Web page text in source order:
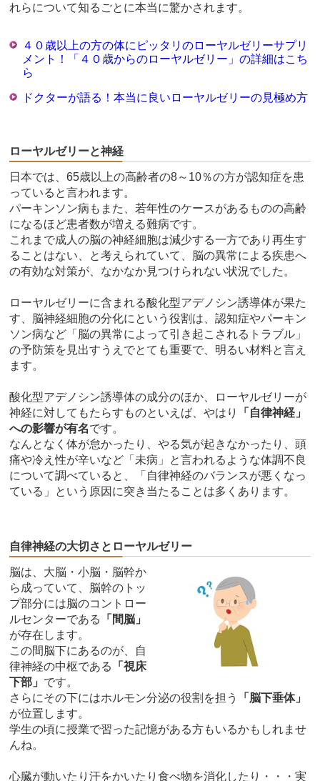
れらについて知るごとに本当に驚かされます。
４０歳以上の方の体にピッタリのローヤルゼリーサプリ
メント！「４０歳からのローヤルゼリー」の詳細はこち
ら
ドクターが語る！本当に良いローヤルゼリーの見極め方
ローヤルゼリーと神経
日本では、65歳以上の高齢者の8～10％の方が認知症を患
っていると言われます。
パーキンソン病もまた、若年性のケースがあるものの高齢
になるほど患者数が増える難病です。
これまで成人の脳の神経細胞は減少する一方であり再生す
ることはない、と考えられていて、脳の異常による疾患へ
の有効な対策が、なかなか見つけられない状況でした。
ローヤルゼリーに含まれる酸化型アデノシン誘導体が果た
す、脳神経細胞の分化にという役割は、認知症やパーキン
ソン病など「脳の異常によって引き起こされるトラブル」
の予防策を見出すうえでとても重要で、明るい材料と言え
ます。
酸化型アデノシン誘導体の成分のほか、ローヤルゼリーが
神経に対してもたらすものといえば、やはり
「自律神経」
への影響が有名です。
なんとなく体が怠かったり、やる気が起きなかったり、頭
痛や冷え性が辛いなど「未病」と言われるような体調不良
について調べていると、「自律神経のバランスが悪くなっ
ている」という原因に突き当たることは多くあります。
自律神経の大切さとローヤルゼリー
脳は、大脳・小脳・脳幹か
ら成っていて、脳幹のトッ
プ部分には脳のコントロー
ルセンターである
「間脳」
が存在します。
この間脳下にあるのが、自
律神経の中枢である
「視床
下部」 です。
さらにその下にはホルモン分泌の役割を担う
「脳下垂体」
が位置します。
学生の頃に授業で習った記憶がある方もいるかもしれませ
んね。
心臓が動いたり汗をかいたり食べ物を消化したり・・・実